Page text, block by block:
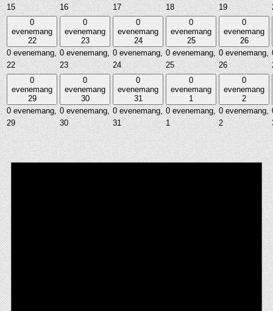
15
16
17
18
19
0
evenemang
22
0 evenemang,
22
0
evenemang
23
0 evenemang,
23
0
evenemang
24
0 evenemang,
24
0
evenemang
25
0 evenemang,
25
0
evenemang
26
0 evenemang,
26
0
evenemang
29
0 evenemang,
29
0
evenemang
30
0 evenemang,
30
0
evenemang
31
0 evenemang,
31
0
evenemang
1
0 evenemang,
1
0
evenemang
2
0 evenemang,
2